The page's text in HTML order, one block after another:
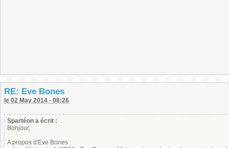
RE: Eve Bones
le 02 May 2014 - 08:26
Spartéon a écrit :
Bonjour,
A propos d'Eve Bones :